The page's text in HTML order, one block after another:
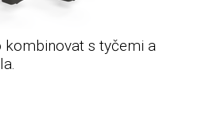
kombinovat s tyčemi a